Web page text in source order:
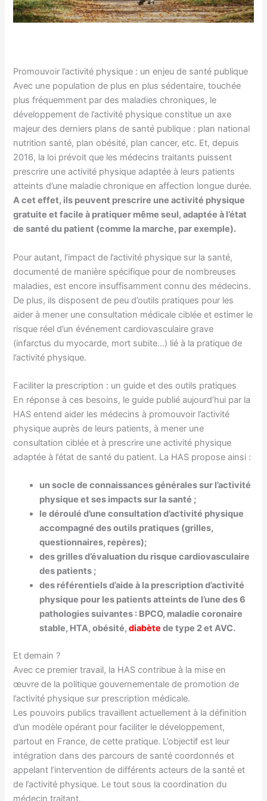
Promouvoir l’activité physique : un enjeu de santé publique
Avec une population de plus en plus sédentaire, touchée
plus fréquemment par des maladies chroniques, le
développement de l’activité physique constitue un axe
majeur des derniers plans de santé publique : plan national
nutrition santé, plan obésité, plan cancer, etc. Et, depuis
2016, la loi prévoit que les médecins traitants puissent
prescrire une activité physique adaptée à leurs patients
atteints d’une maladie chronique en affection longue durée.
A cet effet, ils peuvent prescrire une activité physique
gratuite et facile à pratiquer même seul, adaptée à l’état
de santé du patient (comme la marche, par exemple).
Pour autant, l’impact de l’activité physique sur la santé,
documenté de manière spécifique pour de nombreuses
maladies, est encore insuffisamment connu des médecins.
De plus, ils disposent de peu d’outils pratiques pour les
aider à mener une consultation médicale ciblée et estimer le
risque réel d’un événement cardiovasculaire grave
(infarctus du myocarde, mort subite…) lié à la pratique de
l’activité physique.
Faciliter la prescription : un guide et des outils pratiques
En réponse à ces besoins, le guide publié aujourd’hui par la
HAS entend aider les médecins à promouvoir l’activité
physique auprès de leurs patients, à mener une
consultation ciblée et à prescrire une activité physique
adaptée à l’état de santé du patient. La HAS propose ainsi :
un socle de connaissances générales sur l’activité
physique et ses impacts sur la santé ;
le déroulé d’une consultation d’activité physique
accompagné des outils pratiques (grilles,
questionnaires, repères);
des grilles d’évaluation du risque cardiovasculaire
des patients ;
des référentiels d’aide à la prescription d’activité
physique pour les patients atteints de l’une des 6
pathologies suivantes : BPCO, maladie coronaire
stable, HTA, obésité,diabète de type 2 et AVC.
Et demain ?
Avec ce premier travail, la HAS contribue à la mise en
œuvre de la politique gouvernementale de promotion de
l’activité physique sur prescription médicale.
Les pouvoirs publics travaillent actuellement à la définition
d’un modèle opérant pour faciliter le développement,
partout en France, de cette pratique. L’objectif est leur
intégration dans des parcours de santé coordonnés et
appelant l’intervention de différents acteurs de la santé et
de l’activité physique. Le tout sous la coordination du
médecin traitant.